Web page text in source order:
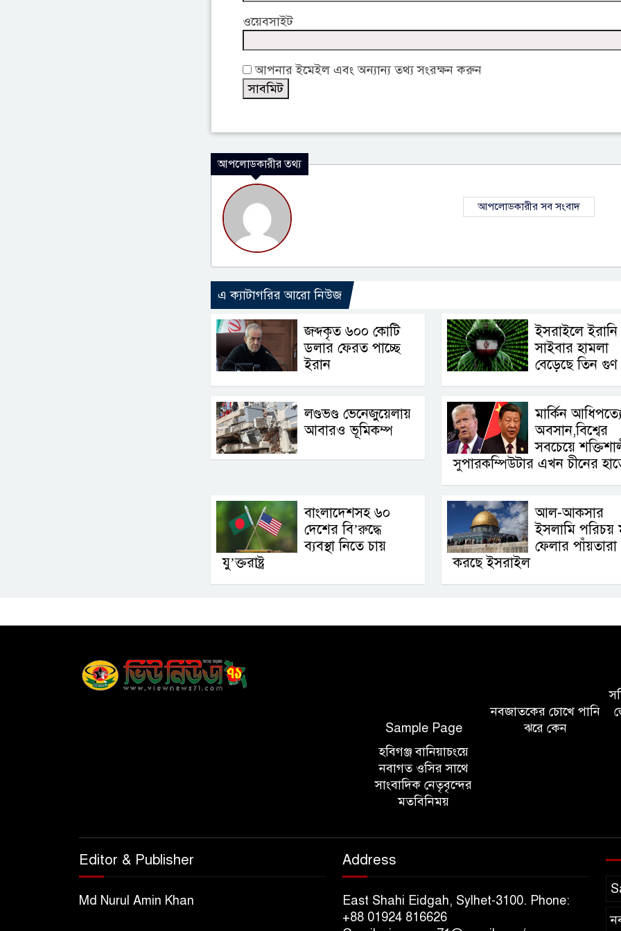
ওয়েবসাইট
আপনার ইমেইল এবং অন্যান্য তথ্য সংরক্ষন করুন
আপলোডকারীর তথ্য
আপলোডকারীর সব সংবাদ
এ ক্যাটাগরির আরো নিউজ
জব্দকৃত ৬০০ কোটি
ডলার ফেরত পাচ্ছে
ইরান
ইসরাইলে ইরানি
সাইবার হামলা
বেড়েছে তিন গুণ
লণ্ডভণ্ড ভেনেজুয়েলায়
আবারও ভূমিকম্প
মার্কিন
অবসান,বিশ্বের
সবচেয়ে
সুপারকম্পিউটার এখন চীনের
বাংলাদেশসহ ৬০
দেশের বি’রুদ্ধে
ব্যবস্থা নিতে চায়
যু’ক্তরাষ্ট্র
আল-আকসার
ইসলামি পরিচয়
ফেলার পাঁয়তারা
করছে ইসরাইল
Sample Page
নবজাতকের চোখে পানি
ঝরে কেন
হবিগঞ্জ বানিয়াচংয়ে
নবাগত ওসির সাথে
সাংবাদিক নেতৃবৃন্দের
মতবিনিময়
Editor & Publisher
Md Nurul Amin Khan
Address
East Shahi Eidgah, Sylhet-3100. Phone:
+88 01924 816626